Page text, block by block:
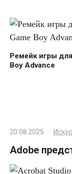
Ремейк игры
Boy Advance
20.08.2025
Adobe